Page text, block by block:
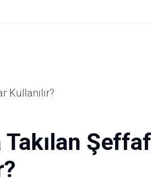
Takılan Şeffaf